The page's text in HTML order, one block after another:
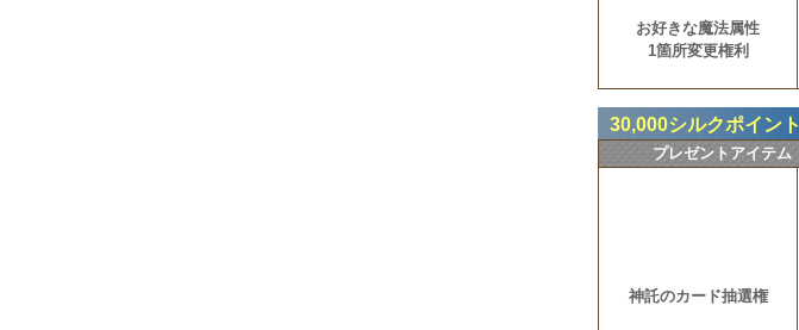
お好きな魔法属性
1箇所変更権利
30,000シルクポイント
プレゼントアイテム
神託のカード抽選権